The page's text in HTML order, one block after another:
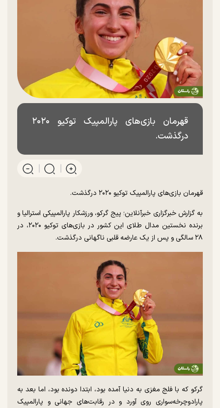
قهرمان بازی‌های پارالمپیک توکیو ۲۰۲۰
درگذشت.
قهرمان بازی‌های پارالمپیک توکیو ۲۰۲۰ درگذشت.
به گزارش خبرگزاری خبرآنلاین؛ پیج گرکو، ورزشکار پارالمپیکی استرالیا و
برنده نخستین مدال طلای این کشور در بازی‌های توکیو ۲۰۲۰، در
۲۸ سالگی و پس از یک عارضه قلبی ناگهانی درگذشت.
گرکو که با فلج مغزی به دنیا آمده بود، ابتدا دونده بود، اما بعد به
پارادوچرخه‌سواری روی آورد و در رقابت‌های جهانی و پارالمپیک